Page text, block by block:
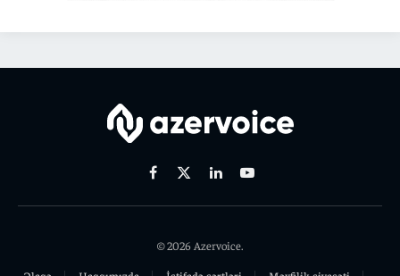
Facebook
X
LinkedinYoutube
© 2026 Azervoice.